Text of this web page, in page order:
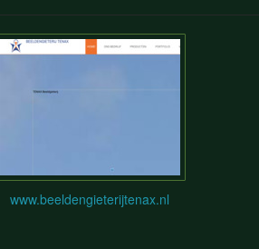
www.beeldengieterijtenax.nl